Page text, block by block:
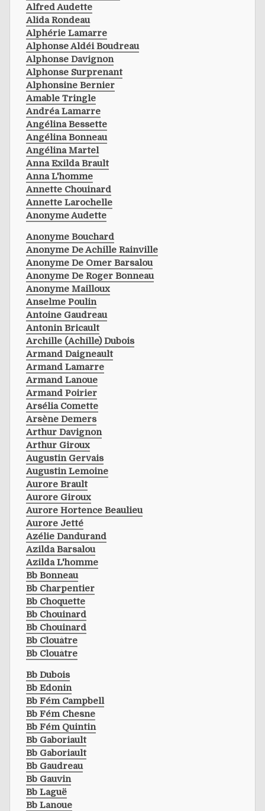
Alfred Audette
Alida Rondeau
Alphérie Lamarre
Alphonse Aldéi Boudreau
Alphonse Davignon
Alphonse Surprenant
Alphonsine Bernier
Amable Tringle
Andréa Lamarre
Angélina Bessette
Angélina Bonneau
Angélina Martel
Anna Exilda Brault
Anna L'homme
Annette Chouinard
Annette Larochelle
Anonyme Audette
Anonyme Bouchard
Anonyme De Achille Rainville
Anonyme De Omer Barsalou
Anonyme De Roger Bonneau
Anonyme Mailloux
Anselme Poulin
Antoine Gaudreau
Antonin Bricault
Archille (achille) Dubois
Armand Daigneault
Armand Lamarre
Armand Lanoue
Armand Poirier
Arsélia Comette
Arsène Demers
Arthur Davignon
Arthur Giroux
Augustin Gervais
Augustin Lemoine
Aurore Brault
Aurore Giroux
Aurore Hortence Beaulieu
Aurore Jetté
Azélie Dandurand
Azilda Barsalou
Azilda L'homme
Bb Bonneau
Bb Charpentier
Bb Choquette
Bb Chouinard
Bb Chouinard
Bb Clouâtre
Bb Clouâtre
Bb Dubois
Bb Edonin
Bb Fém Campbell
Bb Fém Chesne
Bb Fém Quintin
Bb Gaboriault
Bb Gaboriault
Bb Gaudreau
Bb Gauvin
Bb Laguë
Bb Lanoue